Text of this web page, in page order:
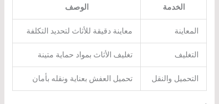
الخدمة الوصف
المعاينة معاينة دقيقة للأثاث لتحديد التكلفة
التغليف تغليف الأثاث بمواد حماية متينة
التحميل والنقل تحميل العفش بعناية ونقله بأمان